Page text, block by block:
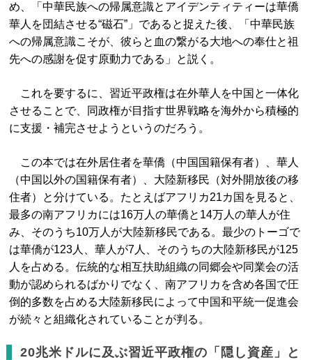
め、「中華民族への帰属意識とアイデンティティーは華僑
華人を団結させる“磁石”」であると捉えた後、「中華民族
への帰属意識こそが、彼らと血の繋がる大地への奉仕と祖
先への感謝を促す原動力である」と説く。
これを要するに、習近平政権は在外華人を中国と一体化
させることで、同政権が目指す世界戦略を海外から積極的
に支援・補完させようというのだろう。
この本では在外居住者を華僑（中国国籍保有者）、華人
（中国以外の国籍保有者）、大陸新移民（対外開放後の移
住者）と分けている。たとえばアフリカ21カ国を見ると、
最多の南アフリカには16万人の華僑と14万人の華人が住
み、そのうち10万人が大陸新移民である。最少のトーゴで
は華僑が123人、華人が7人、そのうちの大陸新移民が125
人を占める。伝統的な相互扶助組織の同郷会や同業会の活
動が認められるばかりでなく、南アフリカを含め各国で圧
倒的多数を占める大陸新移民によって中国和平統一促進会
が続々と組織化されていることが判る。
20兆米ドルに及ぶ習近平政権の「隠し資産」と